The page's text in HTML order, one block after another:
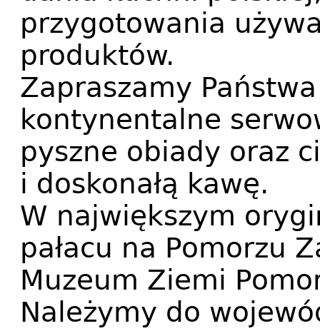
przygotowania
produktów.
Zapraszamy
kontynentalne
pyszne obiady oraz
i doskonałą kawę.
W największym
pałacu na Pomorzu
Muzeum Ziemi
Należymy do